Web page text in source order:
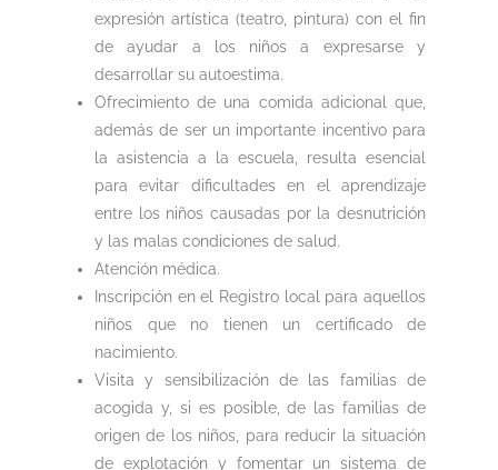
expresión artística (teatro, pintura) con el fin
de ayudar a los niños a expresarse y
desarrollar su autoestima.
Ofrecimiento de una comida adicional que,
además de ser un importante incentivo para
la asistencia a la escuela, resulta esencial
para evitar dificultades en el aprendizaje
entre los niños causadas por la desnutrición
y las malas condiciones de salud.
Atención médica.
Inscripción en el Registro local para aquellos
niños que no tienen un certificado de
nacimiento.
Visita y sensibilización de las familias de
acogida y, si es posible, de las familias de
origen de los niños, para reducir la situación
de explotación y fomentar un sistema de